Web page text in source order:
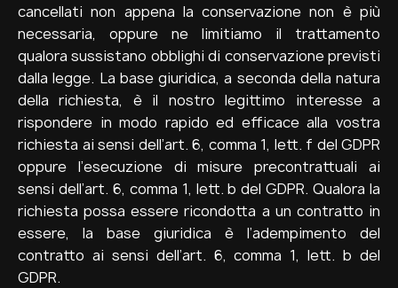
cancellati non appena la conservazione non è più
necessaria, oppure ne limitiamo il trattamento
qualora sussistano obblighi di conservazione previsti
dalla legge. La base giuridica, a seconda della natura
della richiesta, è il nostro legittimo interesse a
rispondere in modo rapido ed efficace alla vostra
richiesta ai sensi dell’art. 6, comma 1, lett. f del GDPR
oppure l’esecuzione di misure precontrattuali ai
sensi dell’art. 6, comma 1, lett. b del GDPR. Qualora la
richiesta possa essere ricondotta a un contratto in
essere, la base giuridica è l’adempimento del
contratto ai sensi dell’art. 6, comma 1, lett. b del
GDPR.